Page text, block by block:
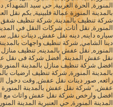
المنورة, الحرة الغربية, حي سيد
بالمدينة المنورة عمالة فلبينية, بكم
شركة تنظيف بالمدينة, شركة تنظيف شقق
المنورة, نقل أثاث, شركات النقل في
سياره داينه, دينه نقل عفش, دينات نقل,
دينا الشامي, شركة تنظيف واجهات
المنوره, نقل عفش بالمدينه, تنظيف
نقل عفش المدينة, أفضل شركة فى نقل
افضل شركة تنظيف منازل بالمدينة
بالمدينة المنورة, شركة تنظيف ارضيات
رائعه, صور دينات نقل عفش, وقت دخول
عفش, "شركة نقل عفش بالمدينة المنورة
افضل وارخص شركة نقل عفش واثاث مع
المدينة المنورة, حي العنبرية المدينة